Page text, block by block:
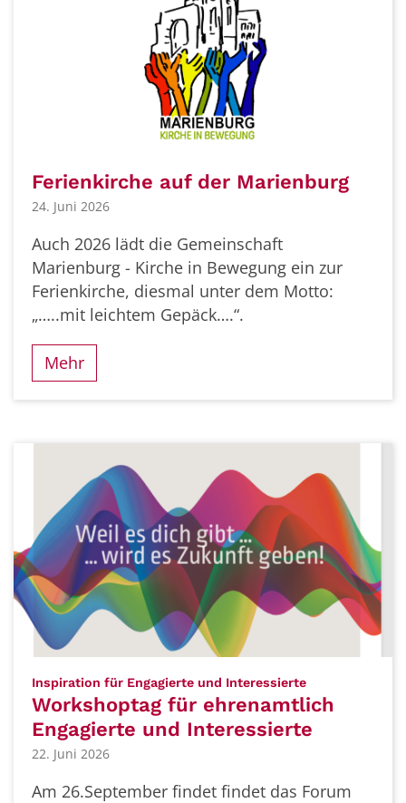
Ferienkirche auf der Marienburg
24. Juni 2026
Auch 2026 lädt die Gemeinschaft
Marienburg - Kirche in Bewegung ein zur
Ferienkirche, diesmal unter dem Motto:
„…..mit leichtem Gepäck….“.
Mehr
Inspiration für Engagierte und Interessierte:
Workshoptag für ehrenamtlich
Engagierte und Interessierte
22. Juni 2026
Am 26.September findet findet das Forum